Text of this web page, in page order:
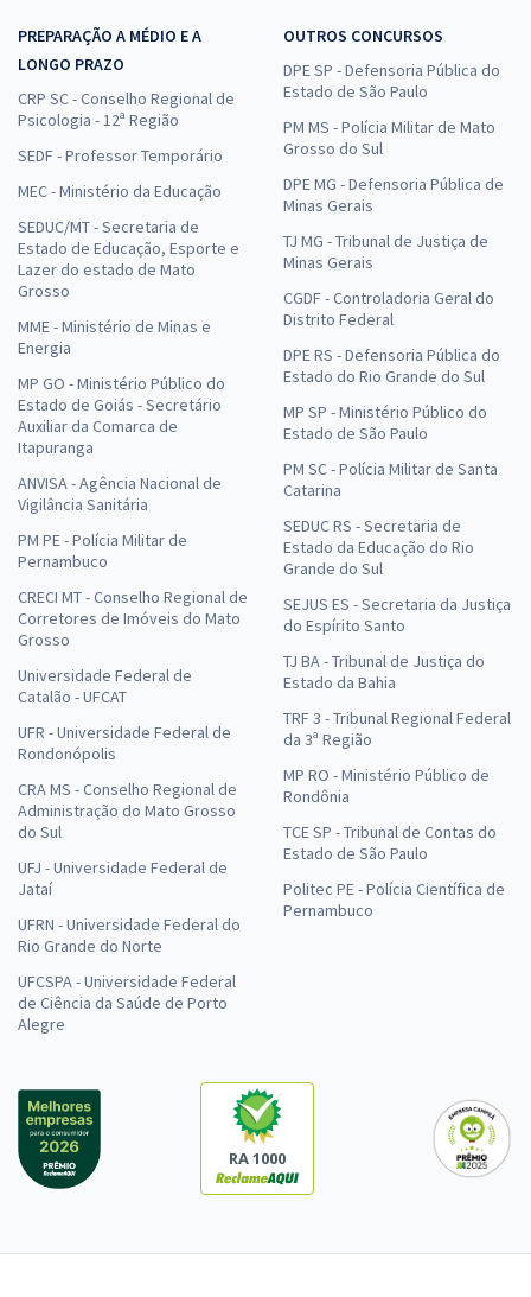
PREPARAÇÃO A MÉDIO E A
LONGO PRAZO
CRP SC - Conselho Regional de
Psicologia - 12ª Região
SEDF - Professor Temporário
MEC - Ministério da Educação
SEDUC/MT - Secretaria de
Estado de Educação, Esporte e
Lazer do estado de Mato
Grosso
MME - Ministério de Minas e
Energia
MP GO - Ministério Público do
Estado de Goiás - Secretário
Auxiliar da Comarca de
Itapuranga
ANVISA - Agência Nacional de
Vigilância Sanitária
PM PE - Polícia Militar de
Pernambuco
CRECI MT - Conselho Regional de
Corretores de Imóveis do Mato
Grosso
Universidade Federal de
Catalão - UFCAT
UFR - Universidade Federal de
Rondonópolis
CRA MS - Conselho Regional de
Administração do Mato Grosso
do Sul
UFJ - Universidade Federal de
Jataí
UFRN - Universidade Federal do
Rio Grande do Norte
UFCSPA - Universidade Federal
de Ciência da Saúde de Porto
Alegre
OUTROS CONCURSOS
DPE SP - Defensoria Pública do
Estado de São Paulo
PM MS - Polícia Militar de Mato
Grosso do Sul
DPE MG - Defensoria Pública de
Minas Gerais
TJ MG - Tribunal de Justiça de
Minas Gerais
CGDF - Controladoria Geral do
Distrito Federal
DPE RS - Defensoria Pública do
Estado do Rio Grande do Sul
MP SP - Ministério Público do
Estado de São Paulo
PM SC - Polícia Militar de Santa
Catarina
SEDUC RS - Secretaria de
Estado da Educação do Rio
Grande do Sul
SEJUS ES - Secretaria da Justiça
do Espírito Santo
TJ BA - Tribunal de Justiça do
Estado da Bahia
TRF 3 - Tribunal Regional Federal
da 3ª Região
MP RO - Ministério Público de
Rondônia
TCE SP - Tribunal de Contas do
Estado de São Paulo
Politec PE - Polícia Científica de
Pernambuco
RA 1000